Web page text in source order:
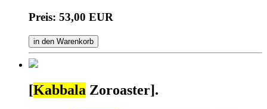
Preis: 53,00 EUR
in den Warenkorb
[Kabbala Zoroaster].